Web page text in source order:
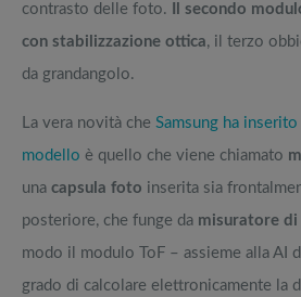
contrasto delle foto.
Il secondo
con stabilizzazione ottica, il terzo
da grandangolo.
La vera novità che Samsung ha
modello è quello che viene chiamato
una capsula foto inserita sia
posteriore, che funge da misuratore di
modo il modulo ToF – assieme alla AI
grado di calcolare elettronicamente la